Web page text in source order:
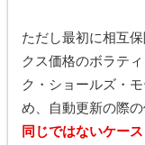
ただし最初に相互
クス価格のボラテ
ク・ショールズ・
め、自動更新の際
同じではないケース